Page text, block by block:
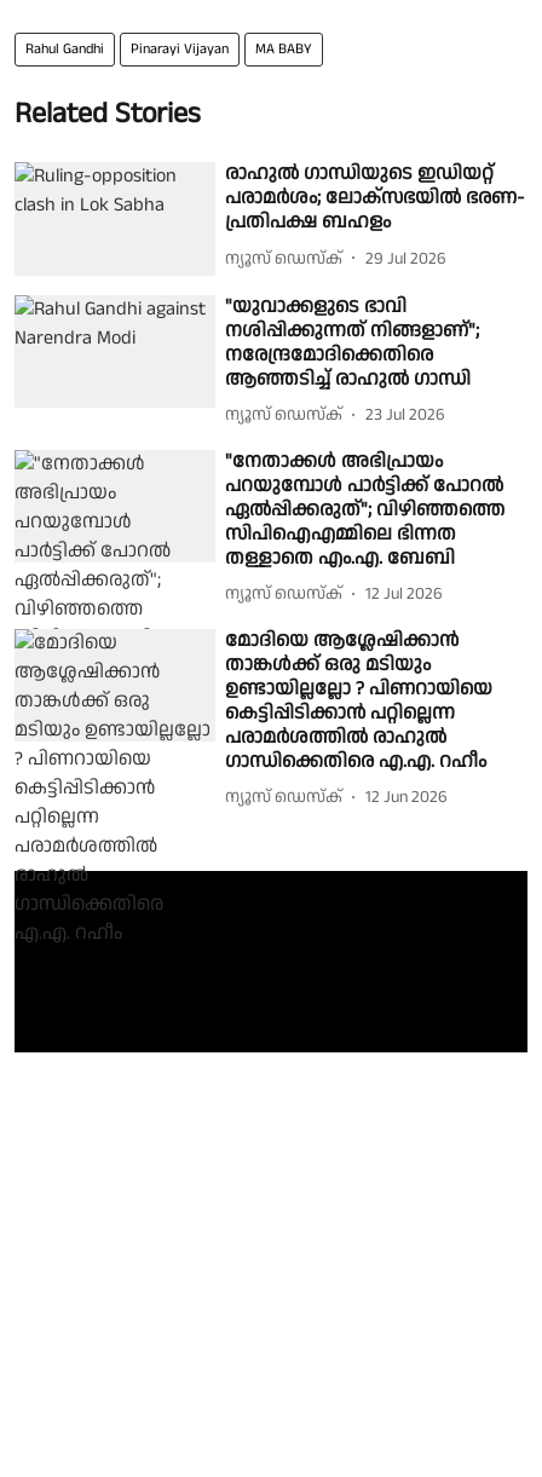
Rahul Gandhi Pinarayi Vijayan MA BABY
Related Stories
രാഹുൽ ഗാന്ധിയുടെ ഇഡിയറ്റ്
പരാമർശം; ലോക്സഭയിൽ ഭരണ-
പ്രതിപക്ഷ ബഹളം
ന്യൂസ് ഡെസ്ക് 29 Jul 2026
"യുവാക്കളുടെ ഭാവി
നശിപ്പിക്കുന്നത് നിങ്ങളാണ്";
നരേന്ദ്രമോദിക്കെതിരെ
ആഞ്ഞടിച്ച് രാഹുൽ ഗാന്ധി
ന്യൂസ് ഡെസ്ക് 23 Jul 2026
"നേതാക്കൾ അഭിപ്രായം
പറയുമ്പോൾ പാർട്ടിക്ക് പോറൽ
ഏൽപ്പിക്കരുത്"; വിഴിഞ്ഞത്തെ
സിപിഐഎമ്മിലെ ഭിന്നത
തള്ളാതെ എം.എ. ബേബി
ന്യൂസ് ഡെസ്ക് 12 Jul 2026
മോദിയെ ആശ്ലേഷിക്കാൻ
താങ്കൾക്ക് ഒരു മടിയും
ഉണ്ടായില്ലല്ലോ ? പിണറായിയെ
കെട്ടിപ്പിടിക്കാൻ പറ്റില്ലെന്ന
പരാമർശത്തിൽ രാഹുൽ
ഗാന്ധിക്കെതിരെ എ.എ. റഹീം
ന്യൂസ് ഡെസ്ക് 12 Jun 2026